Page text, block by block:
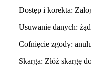
Dostęp i korekta:
Usuwanie danych:
Cofnięcie zgody:
Skarga: Złóż skargę